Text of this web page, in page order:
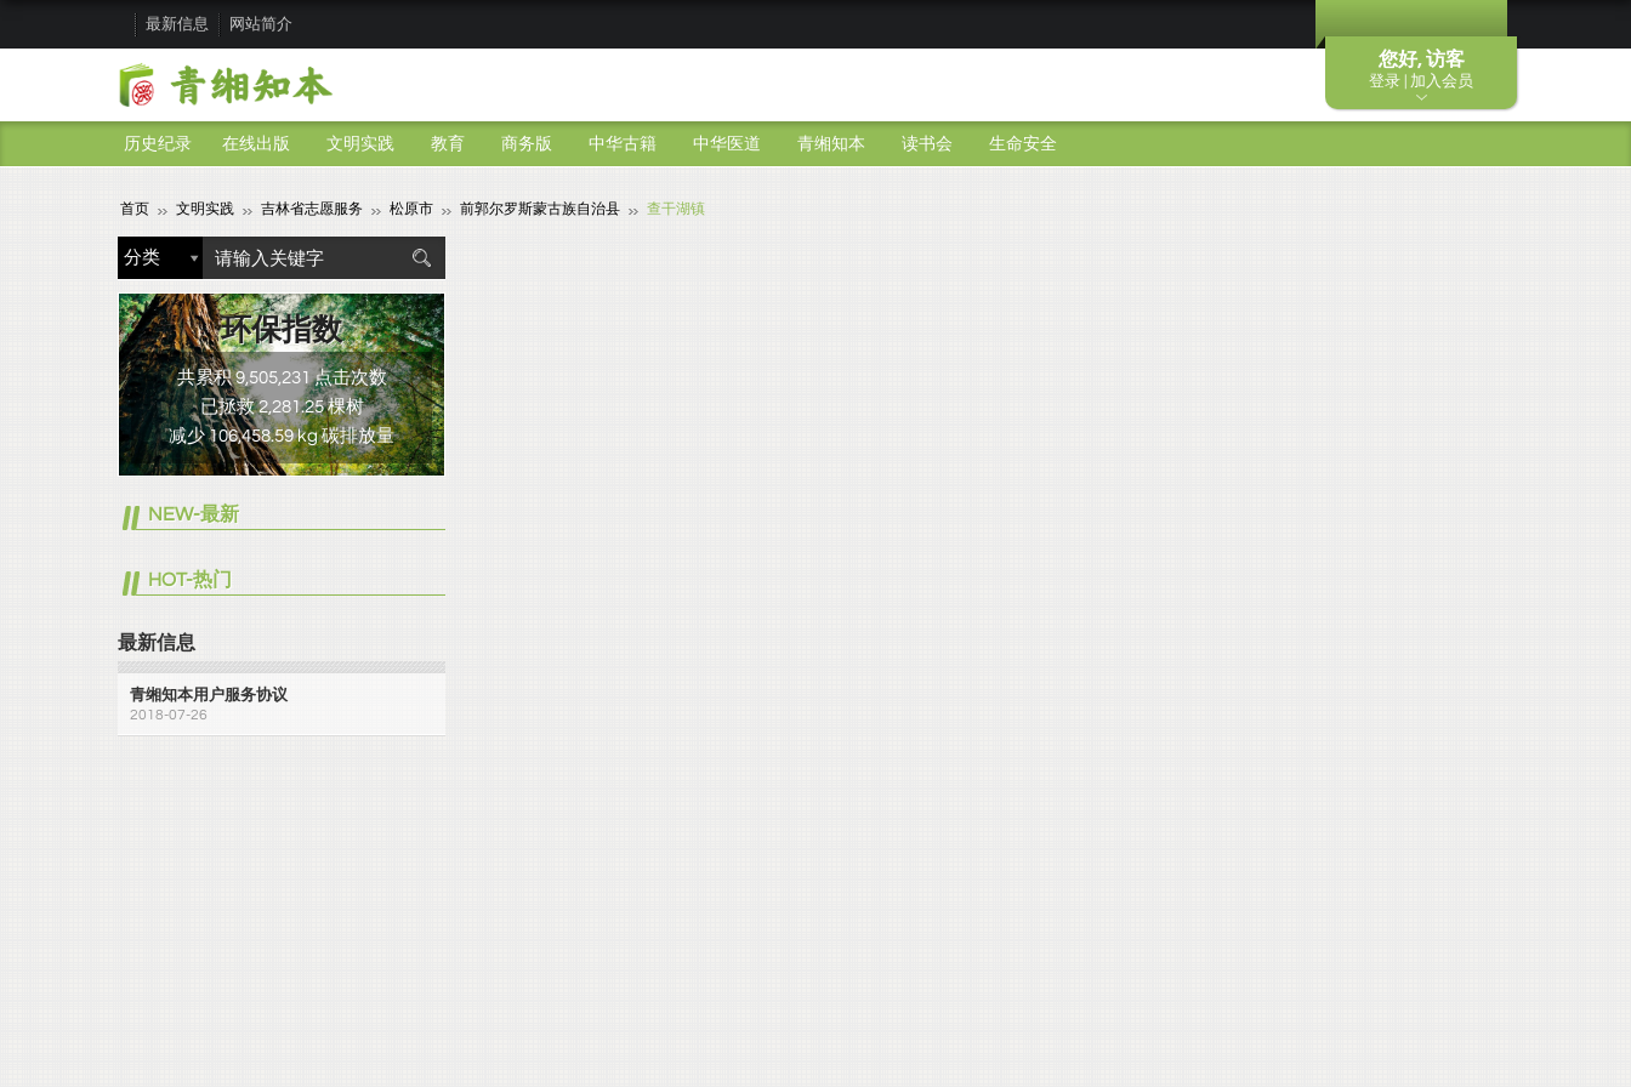
您好, 访客
登录 | 加入会员
最新信息 网站简介
历史纪录 在线出版 文明实践 教育 商务版 中华古籍 中华医道 青缃知本 读书会 生命安全
首页 文明实践 吉林省志愿服务 松原市 前郭尔罗斯蒙古族自治县 查干湖镇
环保指数
共累积 9,505,231 点击次数
已拯救 2,281.25 棵树
减少 106,458.59 kg 碳排放量
NEW-最新
HOT-热门
最新信息
青缃知本用户服务协议
2018-07-26